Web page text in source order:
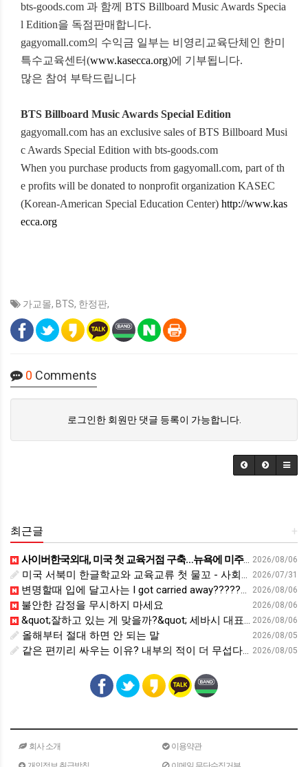
bts-goods.com 과 함께 BTS Billboard Music Awards Specia
l Edition을 독점판매합니다.
gagyomall.com의 수익금 일부는 비영리교육단체인 한미
특수교육센터(www.kasecca.org)에 기부됩니다.
많은 참여 부탁드립니다
BTS Billboard Music Awards Special Edition
gagyomall.com has an exclusive sales of BTS Billboard Musi
c Awards Special Edition with bts-goods.com
When you purchase products from gagyomall.com, part of th
e profits will be donated to nonprofit organization KASEC
(Korean-American Special Education Center) http://www.kas
ecca.org
가교몰, BTS, 한정판,
0 Comments
로그인한 회원만 댓글 등록이 가능합니다.
+
최근글
2026/08/06
사이버한국외대, 미국 첫 교육거점 구축…뉴욕에 미주글로벌센터 개소 - 재외동포신문
2026/07/31
미국 서북미 한글학교와 교육교류 첫 물꼬 - 사회적경제뉴스
2026/08/06
변명할때 입에 달고사는 I got carried away????????
2026/08/06
불안한 감정을 무시하지 마세요
2026/08/06
&quot;잘하고 있는 게 맞을까?&quot; 세바시 대표가 비교 지옥에서 탈출한 방법 [#세바시45 에디토리얼 ep.2]
2026/08/05
올해부터 절대 하면 안 되는 말
2026/08/05
같은 편끼리 싸우는 이유? 내부의 적이 더 무섭다? 인간이 갈등을 빚는 이유ㅣ최재천의 아마존
회사 소개
이용약관